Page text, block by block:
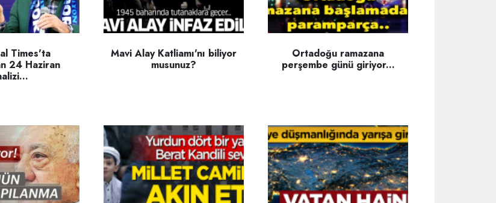
Times'ta
24 Haziran
Mavi Alay Katliamı'nı biliyor
musunuz?
Ortadoğu ramazana
perşembe günü giriyor...